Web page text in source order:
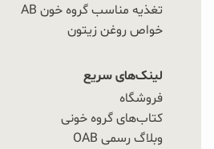
تغذیه مناسب گروه خون AB
خواص روغن زیتون
لینک‌های سریع
فروشگاه
کتاب‌های گروه خونی
وبلاگ رسمی OAB